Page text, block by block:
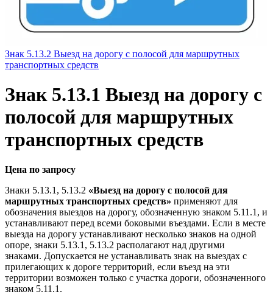
Знак 5.13.2 Выезд на дорогу с полосой для маршрутных
транспортных средств
Знак 5.13.1 Выезд на дорогу с
полосой для маршрутных
транспортных средств
Цена по запросу
Знаки 5.13.1, 5.13.2 «Выезд на дорогу с полосой для
маршрутных транспортных средств» применяют для
обозначения выездов на дорогу, обозначенную знаком 5.11.1, и
устанавливают перед всеми боковыми въездами. Если в месте
выезда на дорогу устанавливают несколько знаков на одной
опоре, знаки 5.13.1, 5.13.2 располагают над другими
знаками. Допускается не устанавливать знак на выездах с
прилегающих к дороге территорий, если въезд на эти
территории возможен только с участка дороги, обозначенного
знаком 5.11.1.